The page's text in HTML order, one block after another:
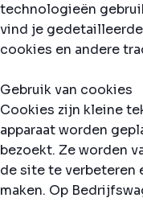
technologieën
vind je
cookies en andere
Gebruik van cookies
Cookies zijn kleine
apparaat worden
bezoekt. Ze worden
de site te verbeteren
maken. Op